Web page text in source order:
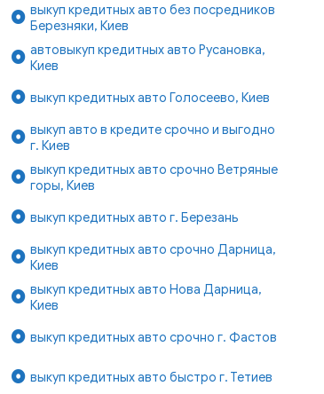
выкуп кредитных авто без посредников
Березняки, Киев
автовыкуп кредитных авто Русановка,
Киев
выкуп кредитных авто Голосеево, Киев
выкуп авто в кредите срочно и выгодно
г. Киев
выкуп кредитных авто срочно Ветряные
горы, Киев
выкуп кредитных авто г. Березань
выкуп кредитных авто срочно Дарница,
Киев
выкуп кредитных авто Нова Дарница,
Киев
выкуп кредитных авто срочно г. Фастов
выкуп кредитных авто быстро г. Тетиев